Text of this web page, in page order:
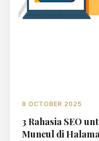
8 OCTOBER 2025
3 Rahasia SEO
Muncul di